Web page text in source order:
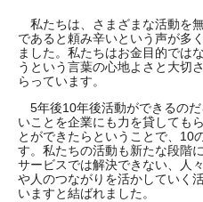
私たちは、さまざまな活動を
であると頼み辛いという声が多
ました。私たちはお金目的では
うという言葉の心地よさと大切
らっています。
5年後10年後活動ができるの
いことを企業にも力を貸しても
とができたらということで、10
す。私たちの活動も新たな段階
サービスでは解決できない、人
や人のつながりを活かしていく
いますと結ばれました。